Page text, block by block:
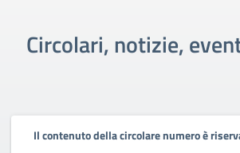
Circolari, notizie,
Il contenuto della circolare numero è